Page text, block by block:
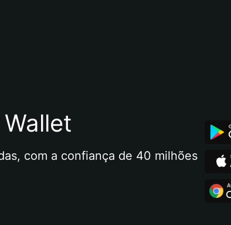
com a confiança de 40 milhões